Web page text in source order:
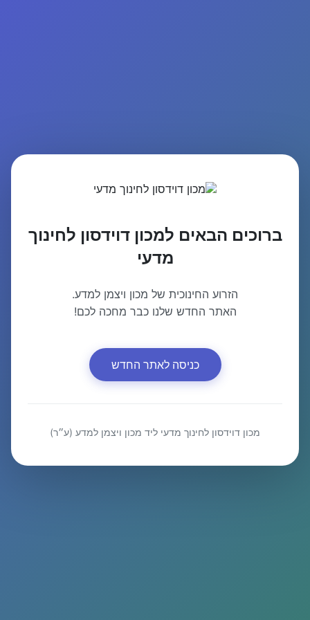
ברוכים הבאים למכון דוידסון לחינוך
מדעי
הזרוע החינוכית של מכון ויצמן למדע.
האתר החדש שלנו כבר מחכה לכם!
כניסה לאתר החדש
מכון דוידסון לחינוך מדעי ליד מכון ויצמן למדע (ע״ר)